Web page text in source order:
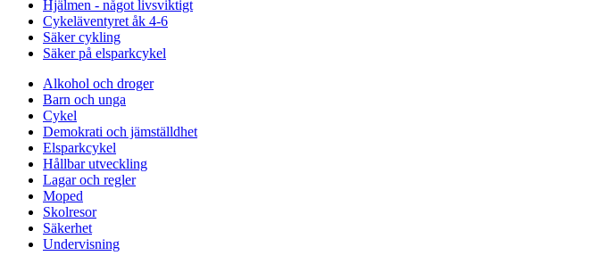
Hjälmen - något livsviktigt
Cykeläventyret åk 4-6
Säker cykling
Säker på elsparkcykel
Alkohol och droger
Barn och unga
Cykel
Demokrati och jämställdhet
Elsparkcykel
Hållbar utveckling
Lagar och regler
Moped
Skolresor
Säkerhet
Undervisning